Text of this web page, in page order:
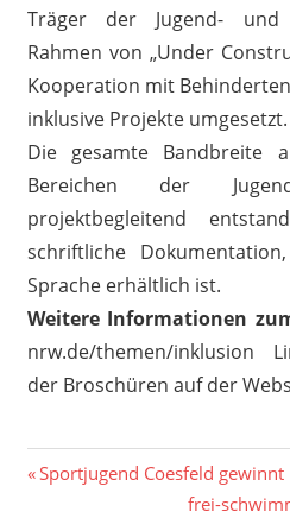
Träger der Jugend- und
Rahmen von „Under
Kooperation mit
inklusive Projekte umgesetzt.
Die gesamte Bandbreite
Bereichen der
projektbegleitend
schriftliche
Sprache erhältlich ist.
Weitere Informationen
nrw.de/themen/inklusion
der Broschüren auf der
Vorheriger
Sportjugend Coesfeld
Nächster
frei-